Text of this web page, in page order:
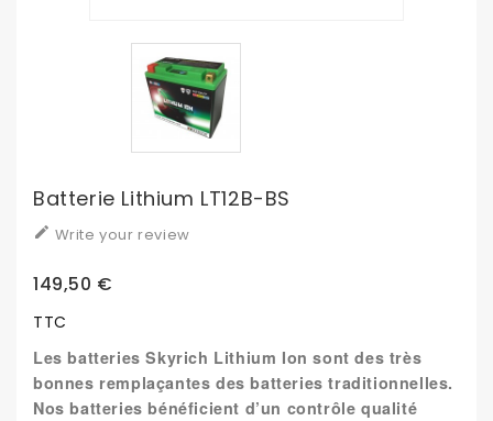
Batterie Lithium LT12B-BS
 Write your review
149,50 €
TTC
Les batteries Skyrich Lithium Ion sont des très
bonnes remplaçantes des batteries traditionnelles.
Nos batteries bénéficient d’un contrôle qualité